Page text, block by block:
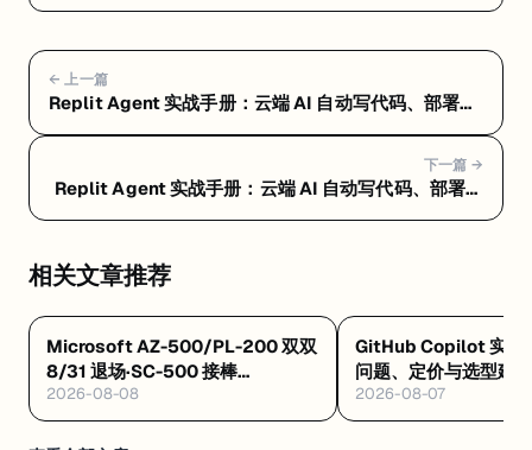
← 上一篇
Replit Agent 实战手册：云端 AI 自动写代码、部署一
下一篇 →
Replit Agent 实战手册：云端 AI 自动写代码、部署一
相关文章推荐
Microsoft AZ-500/PL-200 双双
8/31 退场·SC-500 接棒
·Databricks GenAI 工程认证解析
·Google GEAR 免费 AI 课
2026-08-08
GitHub Copilot 实战
问题、定价与选型建议
2026-08-07